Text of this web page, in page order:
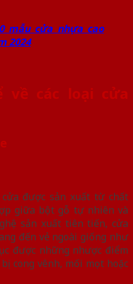
mẫu cửa nhựa cao
2024
về các loại cửa
được sản xuất từ chất
giữa bột gỗ tự nhiên và
sản xuất tiên tiến, cửa
đến vẻ ngoài giống như
được những nhược điểm
cong vênh, mối mọt hoặc